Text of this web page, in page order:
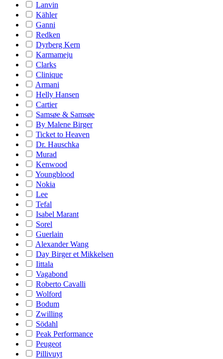
Lanvin
Kähler
Ganni
Redken
Dyrberg Kern
Karmameju
Clarks
Clinique
Armani
Helly Hansen
Cartier
Samsøe & Samsøe
By Malene Birger
Ticket to Heaven
Dr. Hauschka
Murad
Kenwood
Youngblood
Nokia
Lee
Tefal
Isabel Marant
Sorel
Guerlain
Alexander Wang
Day Birger et Mikkelsen
Iittala
Vagabond
Roberto Cavalli
Wolford
Bodum
Zwilling
Södahl
Peak Performance
Peugeot
Pillivuyt